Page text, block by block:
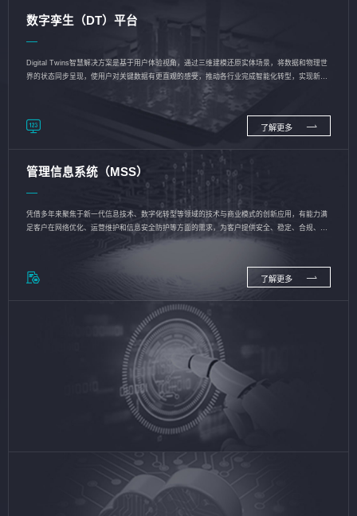
数字孪生（DT）平台
Digital Twins智慧解决方案是基于用户体验视角，通过三维建模还原实体场景，将数据和物理世
界的状态同步呈现，使用户对关键数据有更直观的感受，推动各行业完成智能化转型，实现新旧
了解更多
管理信息系统（MSS）
凭借多年来聚焦于新一代信息技术、数字化转型等领域的技术与商业模式的创新应用，有能力满
足客户在网络优化、运营维护和信息安全防护等方面的需求，为客户提供安全、稳定、合规、持
了解更多